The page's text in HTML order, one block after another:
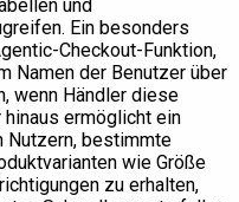
und
Ein besonders
Checkout-Funktion,
Namen der Benutzer über
wenn Händler diese
hinaus ermöglicht ein
Nutzern, bestimmte
wie Größe
zu erhalten,